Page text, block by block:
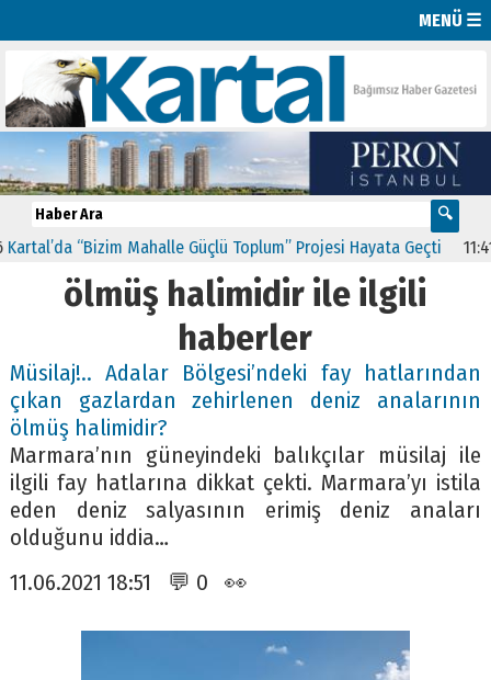
MENÜ ☰
“Bizim Mahalle Güçlü Toplum” Projesi Hayata Geçti 11:41
ölmüş halimidir ile ilgili
haberler
Müsilaj!.. Adalar Bölgesi’ndeki fay hatlarından
çıkan gazlardan zehirlenen deniz analarının
ölmüş halimidir?
Marmara’nın güneyindeki balıkçılar müsilaj ile
ilgili fay hatlarına dikkat çekti. Marmara’yı istila
eden deniz salyasının erimiş deniz anaları
olduğunu iddia…
11.06.2021 18:51 💬 0 👀